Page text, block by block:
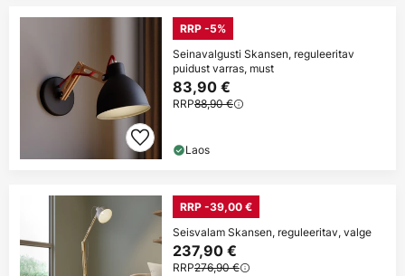
RRP -5%
Seinavalgusti Skansen, reguleeritav
puidust varras, must
83,90 €
RRP88,90 €
Laos
RRP -39,00 €
Seisvalam Skansen, reguleeritav, valge
237,90 €
RRP276,90 €